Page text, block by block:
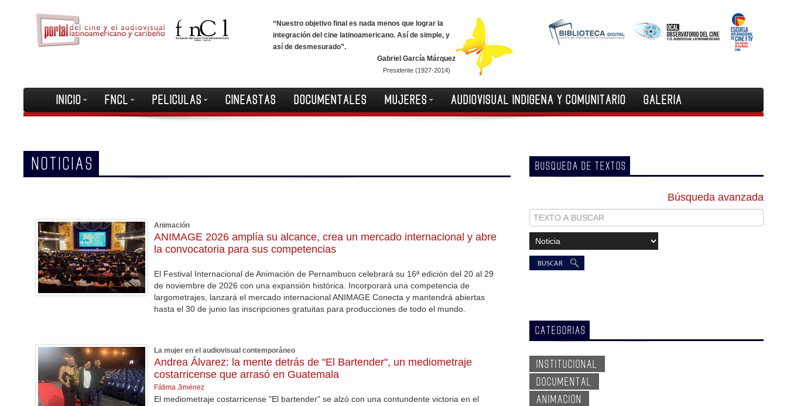
“Nuestro objetivo final es nada menos que lograr la
integración del cine latinoamericano. Así de simple, y
así de desmesurado”.
Gabriel García Márquez
Presidente (1927-2014)
INICIO FNCL PELICULAS CINEASTAS DOCUMENTALES MUJERES AUDIOVISUAL INDIGENA Y COMUNITARIO GALERIA
NOTICIAS
Animación
ANIMAGE 2026 amplía su alcance, crea un mercado internacional y abre
la convocatoria para sus competencias
El Festival Internacional de Animación de Pernambuco celebrará su 16ª edición del 20 al 29
de noviembre de 2026 con una expansión histórica. Incorporará una competencia de
largometrajes, lanzará el mercado internacional ANIMAGE Conecta y mantendrá abiertas
hasta el 30 de junio las inscripciones gratuitas para producciones de todo el mundo.
La mujer en el audiovisual contemporáneo
Andrea Álvarez: la mente detrás de "El Bartender", un mediometraje
costarricense que arrasó en Guatemala
Fátima Jiménez
El mediometraje costarricense "El bartender" se alzó con una contundente victoria en el
BUSQUEDA DE TEXTOS
Búsqueda avanzada
CATEGORIAS
INSTITUCIONAL
DOCUMENTAL
ANIMACION